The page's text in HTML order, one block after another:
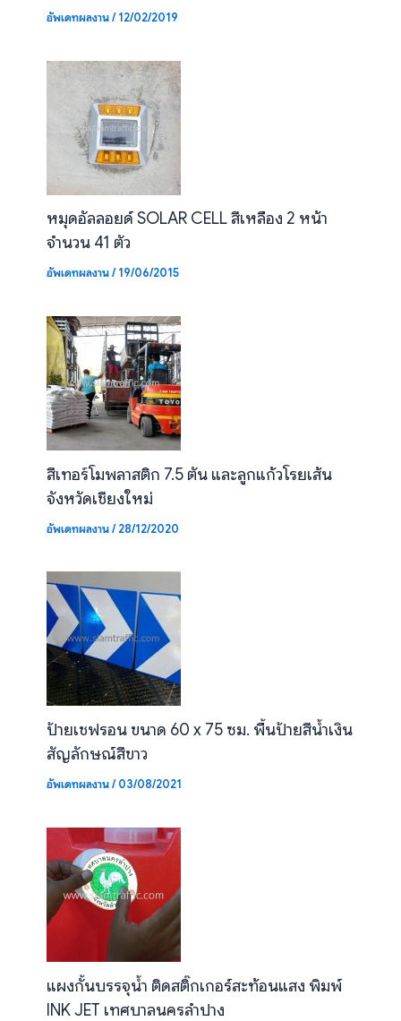
อัพเดทผลงาน/12/02/2019
หมุดอัลลอยด์ SOLAR CELL สีเหลือง 2 หน้า
จำนวน 41 ตัว
อัพเดทผลงาน/19/06/2015
สีเทอร์โมพลาสติก 7.5 ตัน และลูกแก้วโรยเส้น
จังหวัดเชียงใหม่
อัพเดทผลงาน/28/12/2020
ป้ายเชฟรอน ขนาด 60 x 75 ซม. พื้นป้ายสีน้ำเงิน
สัญลักษณ์สีขาว
อัพเดทผลงาน/03/08/2021
แผงกั้นบรรจุน้ำ ติดสติ๊กเกอร์สะท้อนแสง พิมพ์
INK JET เทศบาลนครลำปาง